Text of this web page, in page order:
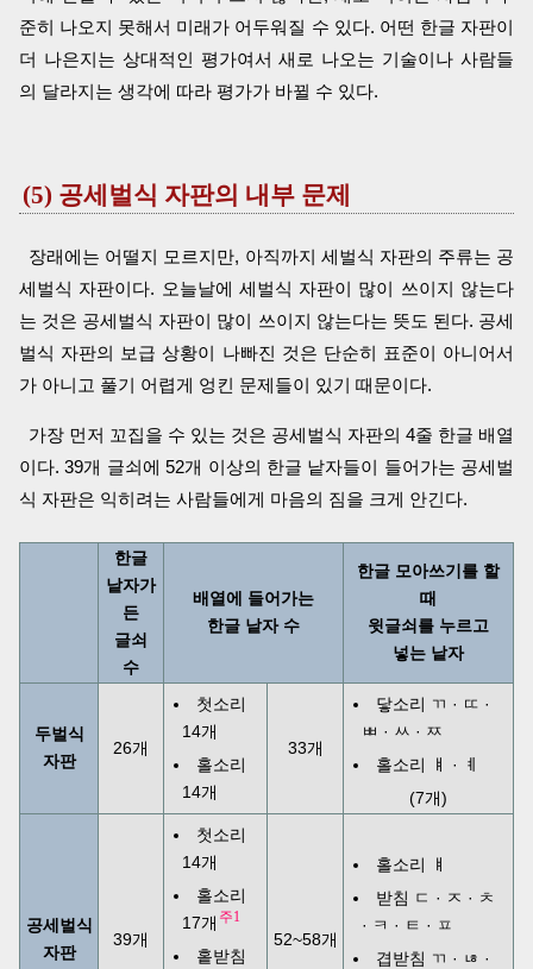
준히 나오지 못해서 미래가 어두워질 수 있다. 어떤 한글 자판이
더 나은지는 상대적인 평가여서 새로 나오는 기술이나 사람들
의 달라지는 생각에 따라 평가가 바뀔 수 있다.
(5) 공세벌식 자판의 내부 문제
장래에는 어떨지 모르지만, 아직까지 세벌식 자판의 주류는 공
세벌식 자판이다. 오늘날에 세벌식 자판이 많이 쓰이지 않는다
는 것은 공세벌식 자판이 많이 쓰이지 않는다는 뜻도 된다. 공세
벌식 자판의 보급 상황이 나빠진 것은 단순히 표준이 아니어서
가 아니고 풀기 어렵게 엉킨 문제들이 있기 때문이다.
가장 먼저 꼬집을 수 있는 것은 공세벌식 자판의 4줄 한글 배열
이다. 39개 글쇠에 52개 이상의 한글 낱자들이 들어가는 공세벌
식 자판은 익히려는 사람들에게 마음의 짐을 크게 안긴다.
한글
낱자가
든
글쇠
수
배열에 들어가는
한글 낱자 수
한글 모아쓰기를 할
때
윗글쇠를 누르고
넣는 낱자
두벌식
자판
26개
첫소리
14개
홀소리
14개
33개
닿소리 ㄲ · ㄸ ·
ㅃ · ㅆ · ㅉ
홀소리 ㅒ · ㅖ
(7개)
공세벌식
자판
39개
첫소리
14개
홀소리
17개 주1
홑받침
52~58개
홀소리 ㅒ
받침 ㄷ · ㅈ · ㅊ
· ㅋ · ㅌ · ㅍ
겹받침 ㄲ · ㄶ ·